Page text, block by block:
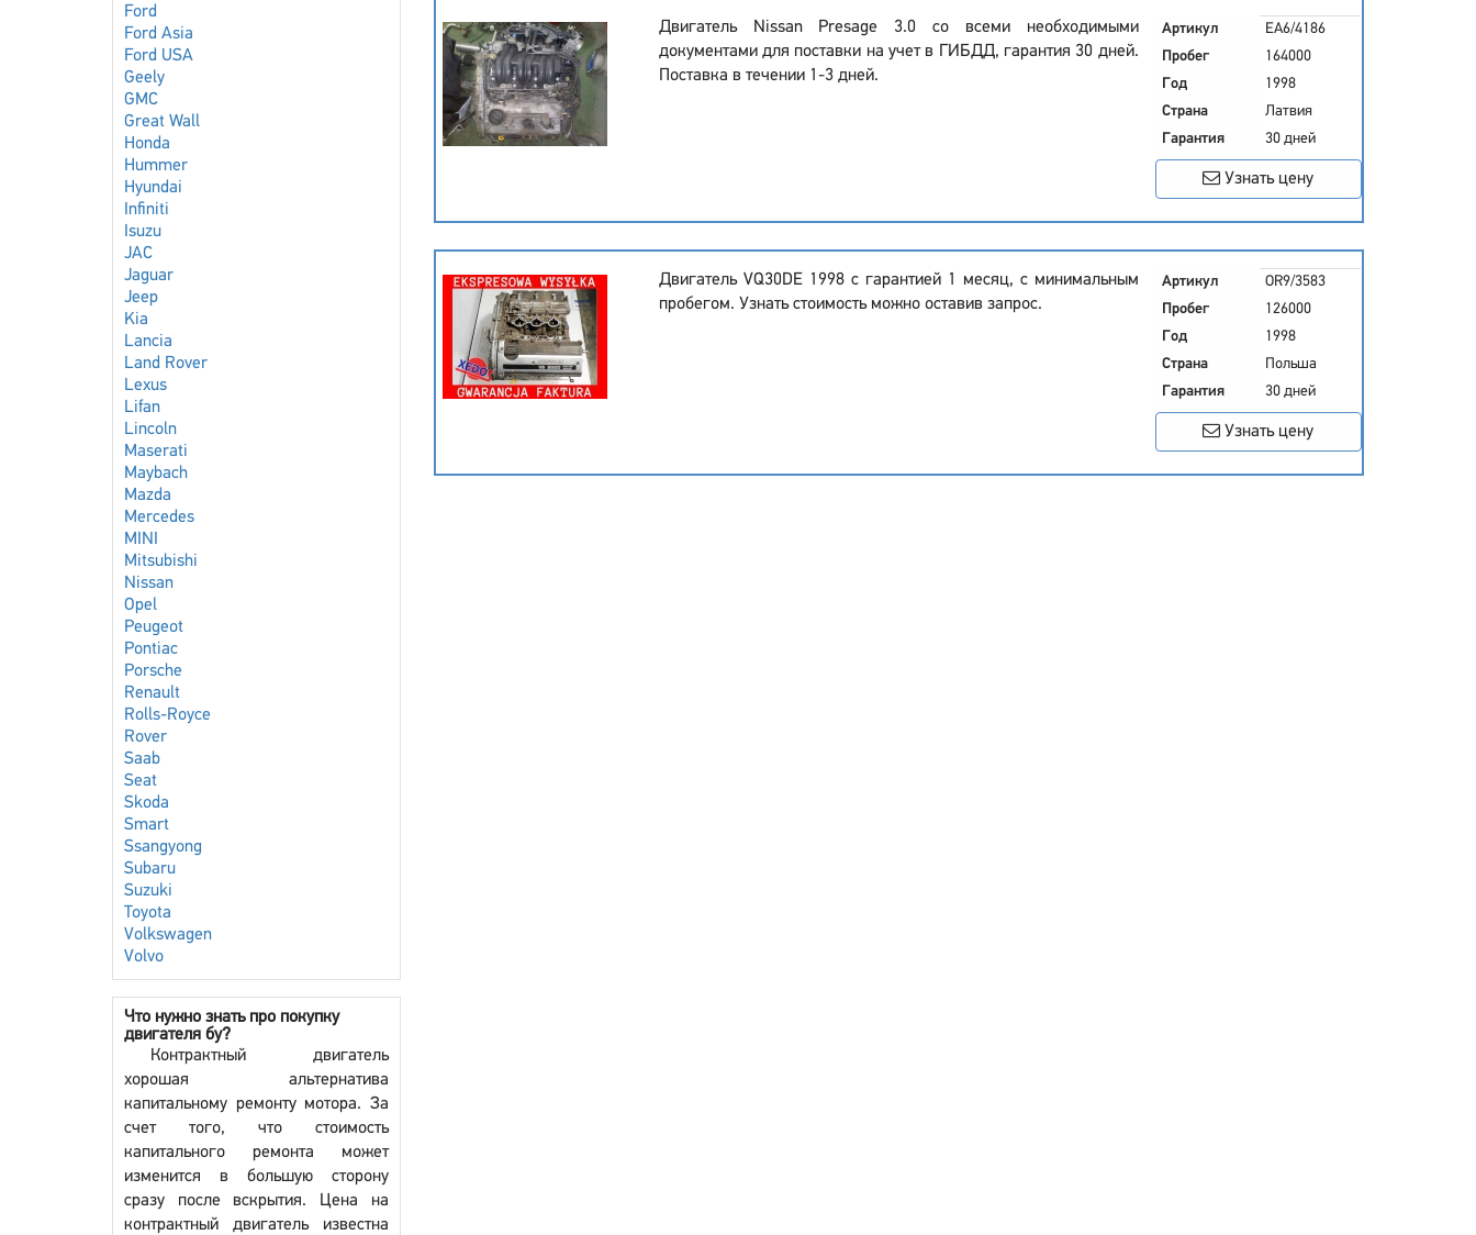
Ford
Ford Asia
Ford USA
Geely
GMC
Great Wall
Honda
Hummer
Hyundai
Infiniti
Isuzu
JAC
Jaguar
Jeep
Kia
Lancia
Land Rover
Lexus
Lifan
Lincoln
Maserati
Maybach
Mazda
Mercedes
MINI
Mitsubishi
Nissan
Opel
Peugeot
Pontiac
Porsche
Renault
Rolls-Royce
Rover
Saab
Seat
Skoda
Smart
Ssangyong
Subaru
Suzuki
Toyota
Volkswagen
Volvo
Что нужно знать про покупку
двигателя бу?
Контрактный двигатель
хорошая альтернатива
капитальному ремонту мотора. За
счет того, что стоимость
капитального ремонта может
изменится в большую сторону
сразу после вскрытия. Цена на
контрактный двигатель известна
Двигатель Nissan Presage 3.0 со всеми необходимыми
документами для поставки на учет в ГИБДД, гарантия 30 дней.
Поставка в течении 1-3 дней.
Артикул
EA6/4186
Пробег
164000
Год
1998
Страна
Латвия
Гарантия
30 дней
Узнать цену
Двигатель VQ30DE 1998 с гарантией 1 месяц, с минимальным
пробегом. Узнать стоимость можно оставив запрос.
Артикул
OR9/3583
Пробег
126000
Год
1998
Страна
Польша
Гарантия
30 дней
Узнать цену